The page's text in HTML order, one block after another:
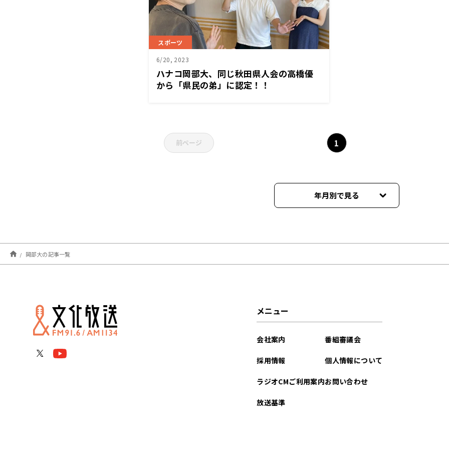
スポーツ
6/20, 2023
ハナコ岡部大、同じ秋田県人会の高橋優
から「県民の弟」に認定！！
前ページ 1
年月別で見る
岡部大の記事一覧
メニュー
会社案内
採用情報
ラジオCMご利用案内
放送基準
番組審議会
個人情報について
お問い合わせ